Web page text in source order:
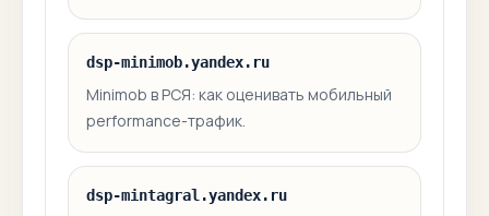
dsp-minimob.yandex.ru
Minimob в РСЯ: как оценивать мобильный
performance-трафик.
dsp-mintagral.yandex.ru